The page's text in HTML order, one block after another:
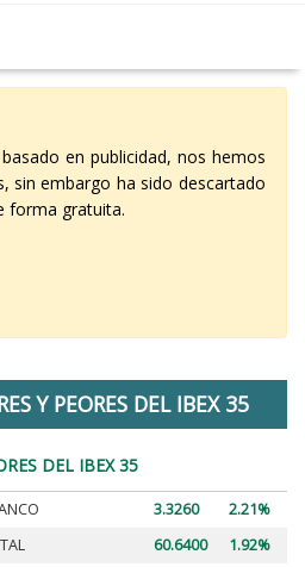
en publicidad, nos hemos
sin embargo ha sido descartado
forma gratuita.
Y PEORES DEL IBEX 35
DEL IBEX 35
3.3260
2.21%
60.6400
1.92%